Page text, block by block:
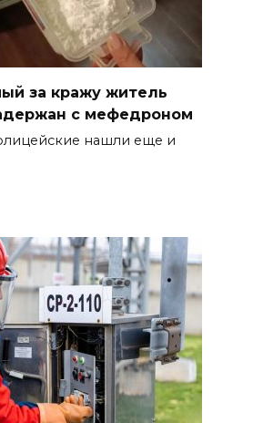
за кражу житель
с мефедроном
нашли еще и